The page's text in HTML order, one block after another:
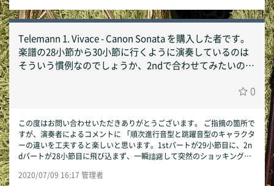
rt Accompanist運営事務局
Telemann 1. Vivace - Canon Sonata を購入した者です。
楽譜の28小節から30小節に行くように演奏しているのは
そういう慣例なのでしょうか、2ndで合わせてみたいので
0
この度はお問い合わせいただきありがとうございます。 ご指摘の箇所で
すが、演奏者によるコメントに 「順次進行音型と跳躍音型のキャラクタ
ーの違いを工夫すると楽しいと思います。1stパートが29小節目に、2n
dパートが28小節目に飛び込まず、一瞬躊躇して突然のショッキングな
りと味わい終止すると次のアダージョへ繋がると思います。」 との記述
2020/07/09 16:17 管理者